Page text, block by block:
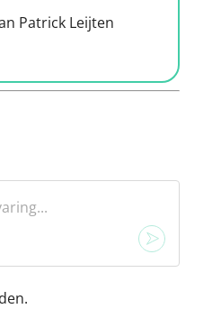
Patrick Leijten